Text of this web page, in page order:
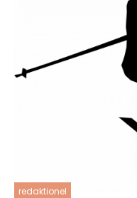
redaktionel